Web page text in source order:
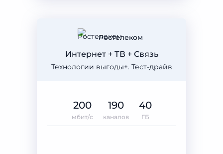
Ростелеком
Технологии выгоды+. Тест-драйв
Интернет + ТВ + Связь
200
мбит/с
190
каналов
40
ГБ